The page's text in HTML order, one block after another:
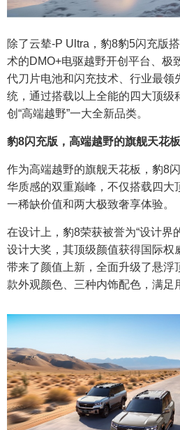
除了云辇-P Ultra，豹8豹5闪充版
术的DMO+电驱越野开创平台、极
代刀片电池和闪充技术、行业最领
统，通过搭载以上全能的四大顶级
创“高端越野”一大全新品类。
豹8闪充版，高端越野的旗舰天花板
作为高端越野的旗舰天花板，豹8
华质感的双重巅峰，不仅搭载四大
一稀缺价值和两大极致奢享体验。
在设计上，豹8荣获被誉为“设计界
设计大奖，其顶级颜值获得国际权
带来了颜值上新，全面升级了悬浮
款外观颜色、三种内饰配色，满足